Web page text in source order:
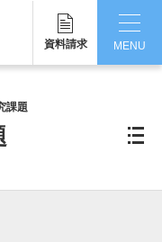
資料請求
MENU
課題